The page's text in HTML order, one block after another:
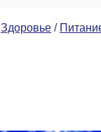
Здоровье /